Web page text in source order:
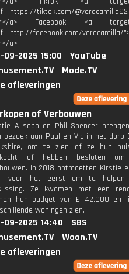
tiktok.com/
a> Facebook <a
facebook.com/veracamilla/
a>
09-2025 15:00
YouTube
Mode.TV
afleveringen
of Verbouwen
Allsopp en Phil Spencer
bezoek aan Paul en Vic in het dorp
om te zien of ze hun
of hebben besloten
In 2018 ontmoetten Kirstie
voor het eerst om te helpen
Ze kwamen met een
hun budget van £ 42.000 en
woningen zien.
09-2025 14:40
SBS
Woon.TV
afleveringen